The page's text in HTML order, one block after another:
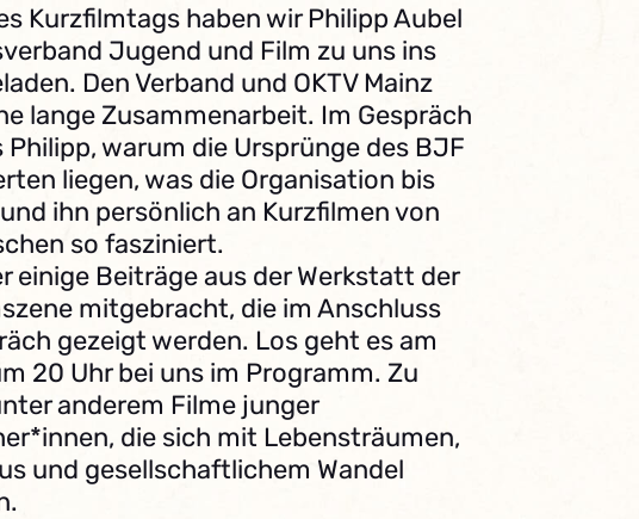
Kurzfilmtags haben wir Philipp Aubel
Jugend und Film zu uns ins
Den Verband und OKTV Mainz
lange Zusammenarbeit. Im Gespräch
warum die Ursprünge des BJF
liegen, was die Organisation bis
ihn persönlich an Kurzfilmen von
so fasziniert.
einige Beiträge aus der Werkstatt der
mitgebracht, die im Anschluss
gezeigt werden. Los geht es am
20 Uhr bei uns im Programm. Zu
anderem Filme junger
die sich mit Lebensträumen,
und gesellschaftlichem Wandel